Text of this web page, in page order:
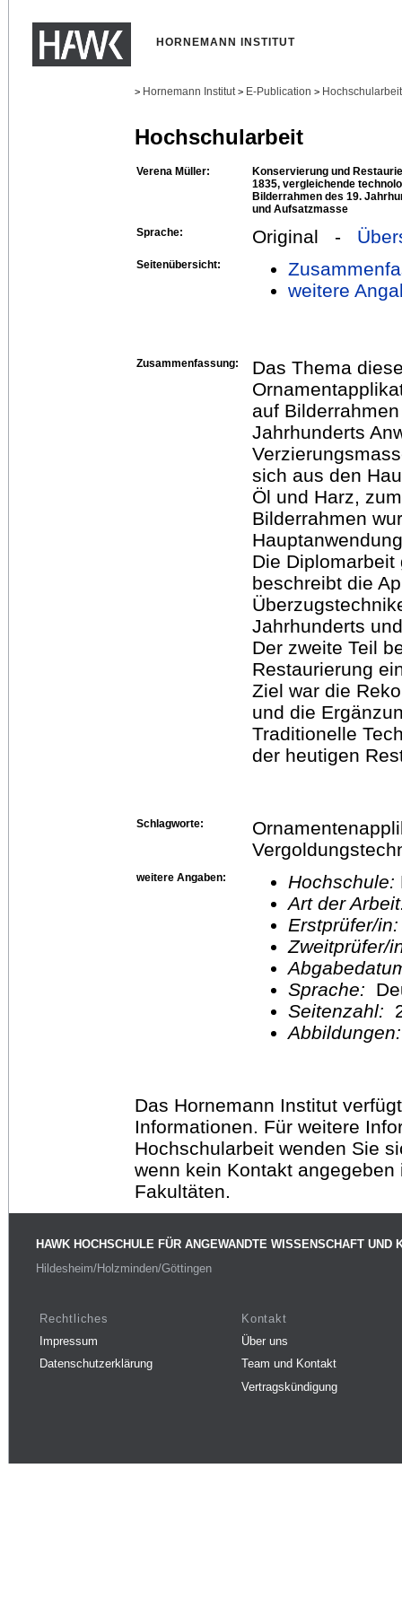
HORNEMANN INSTITUT
> Hornemann Institut > E-Publication >
Hochschularbeit
Verena Müller:
Konservierung und
1835, vergleichende
Bilderrahmen des 19.
und Aufsatzmasse
Sprache:
Original -
Seitenübersicht:
weitere
Zusammenfassung:
Das Thema
auf
Jahrhunderts
sich aus den
Öl und Harz,
Bilderrahmen
Die Diplomarbeit
beschreibt die
Jahrhunderts
Der zweite Teil
Restaurierung
Ziel war die
und die
Traditionelle
der heutigen
Schlagworte:
weitere Angaben: Hochschule:
Art der
Erstprüfer/
Sprache:
Seitenzahl:
Das Hornemann Institut
Informationen. Für weitere
Hochschularbeit wenden Sie
wenn kein Kontakt
Fakultäten.
HAWK HOCHSCHULE FÜR ANGEWANDTE WISSENSCHAFT UND
Hildesheim/Holzminden/Göttingen
Rechtliches
Impressum
Datenschutzerklärung
Kontakt
Über uns
Team und Kontakt
Vertragskündigung